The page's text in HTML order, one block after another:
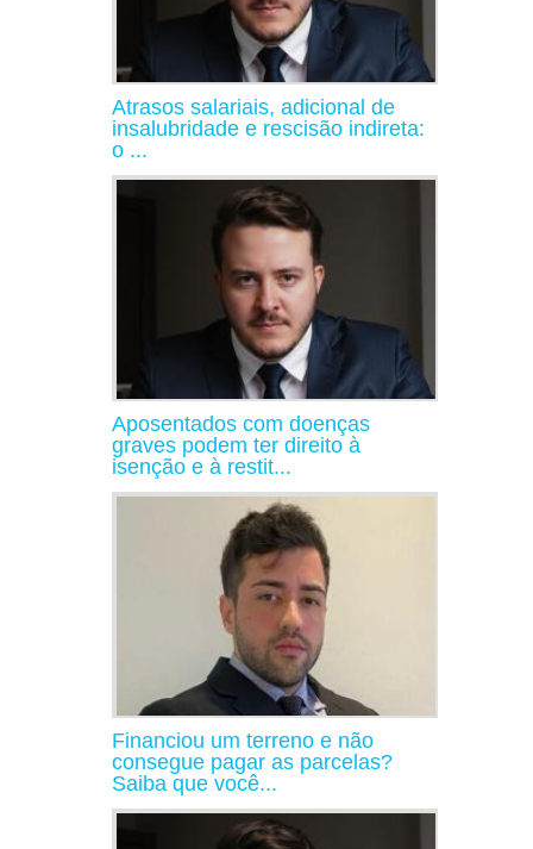
Atrasos salariais, adicional de
insalubridade e rescisão indireta:
o ...
Aposentados com doenças
graves podem ter direito à
isenção e à restit...
Financiou um terreno e não
consegue pagar as parcelas?
Saiba que você...